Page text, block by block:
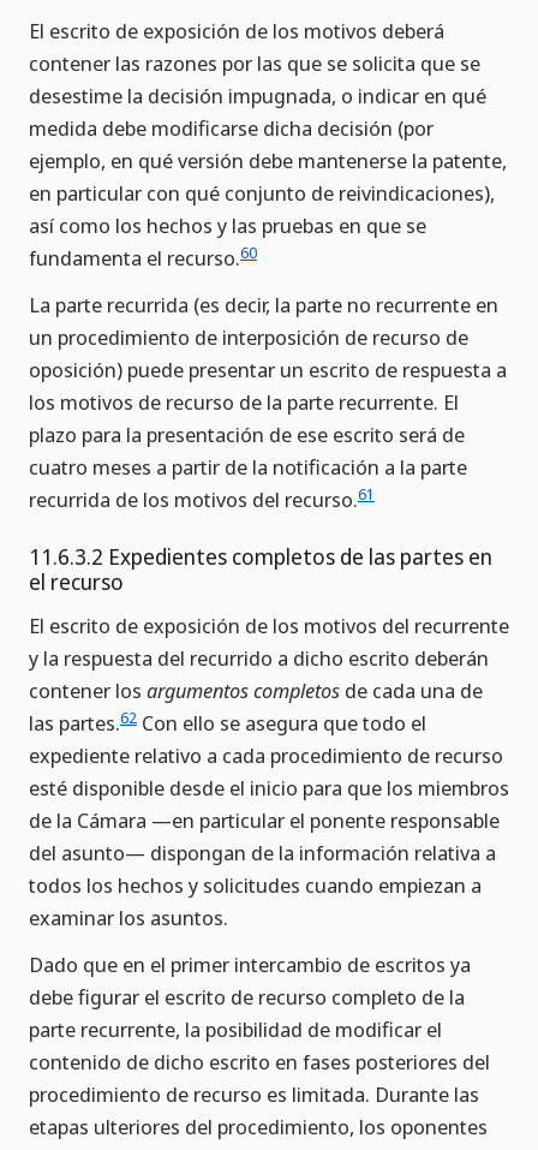
El escrito de exposición de los motivos deberá
contener las razones por las que se solicita que se
desestime la decisión impugnada, o indicar en qué
medida debe modificarse dicha decisión (por
ejemplo, en qué versión debe mantenerse la patente,
en particular con qué conjunto de reivindicaciones),
así como los hechos y las pruebas en que se
fundamenta el recurso.60
La parte recurrida (es decir, la parte no recurrente en
un procedimiento de interposición de recurso de
oposición) puede presentar un escrito de respuesta a
los motivos de recurso de la parte recurrente. El
plazo para la presentación de ese escrito será de
cuatro meses a partir de la notificación a la parte
recurrida de los motivos del recurso.61
11.6.3.2 Expedientes completos de las partes en
el recurso
El escrito de exposición de los motivos del recurrente
y la respuesta del recurrido a dicho escrito deberán
contener los argumentos completos de cada una de
las partes.62 Con ello se asegura que todo el
expediente relativo a cada procedimiento de recurso
esté disponible desde el inicio para que los miembros
de la Cámara —en particular el ponente responsable
del asunto— dispongan de la información relativa a
todos los hechos y solicitudes cuando empiezan a
examinar los asuntos.
Dado que en el primer intercambio de escritos ya
debe figurar el escrito de recurso completo de la
parte recurrente, la posibilidad de modificar el
contenido de dicho escrito en fases posteriores del
procedimiento de recurso es limitada. Durante las
etapas ulteriores del procedimiento, los oponentes